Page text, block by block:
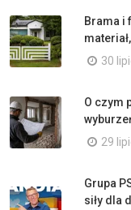
Brama i
30
O czym
29
Grupa
siły dla